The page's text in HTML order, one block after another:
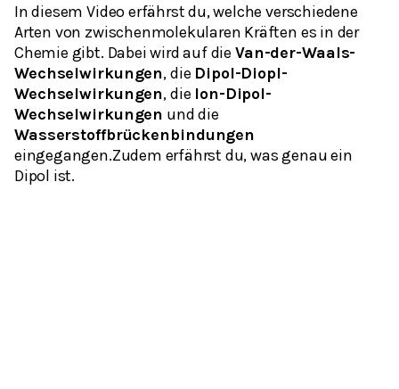
In diesem Video erfährst du, welche verschiedene
Arten von zwischenmolekularen Kräften es in der
Chemie gibt. Dabei wird auf die Van-der-Waals-
Wechselwirkungen, die Dipol-Diopl-
Wechselwirkungen, die Ion-Dipol-
Wechselwirkungen und die
Wasserstoffbrückenbindungen
eingegangen.Zudem erfährst du, was genau ein
Dipol ist.